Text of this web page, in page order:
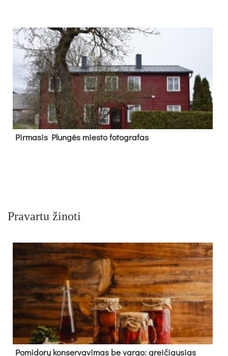
Pir­ma­sis Plun­gės mies­to fo­tog­ra­fas
Pravartu žinoti
Pomidorų konservavimas be vargo: greičiausias